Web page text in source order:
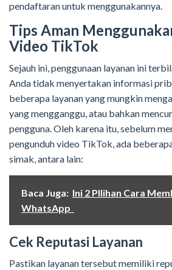
pendaftaran untuk menggunakannya.
Tips Aman
Video TikTok
Sejauh ini, penggunaan layanan ini
Anda tidak menyertakan informasi
beberapa layanan yang mungkin
yang mengganggu, atau bahkan
pengguna. Oleh karena itu, sebelum
pengunduh video TikTok, ada
simak, antara lain:
Baca Juga: Ini 2 PIlihan Cara
WhatsApp
Cek Reputasi Layanan
Pastikan layanan tersebut memiliki